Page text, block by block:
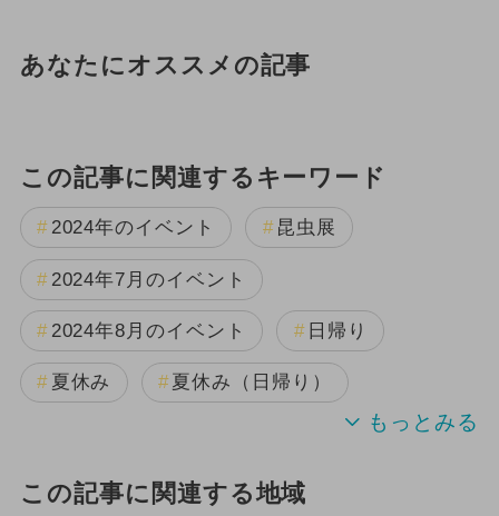
あなたにオススメの記事
この記事に関連するキーワード
2024年のイベント 昆虫展
2024年7月のイベント
2024年8月のイベント 日帰り
夏休み 夏休み（日帰り）
この記事に関連する地域